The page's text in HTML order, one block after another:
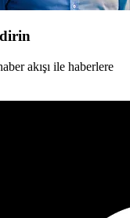
akışı ile haberlere